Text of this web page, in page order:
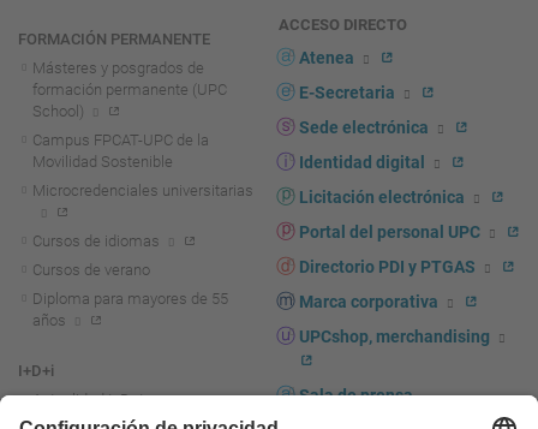
FORMACIÓN PERMANENTE
Másteres y posgrados de
formación permanente (UPC
School)
Campus FPCAT-UPC de la
Movilidad Sostenible
Microcredenciales universitarias
Cursos de idiomas
Cursos de verano
Diploma para mayores de 55
años
I+D+i
Actualidad I+D+I
ACCESO DIRECTO
Atenea
E-Secretaria
Sede electrónica
Identidad digital
Licitación electrónica
Portal del personal UPC
Directorio PDI y PTGAS
Marca corporativa
UPCshop, merchandising
Sala de prensa